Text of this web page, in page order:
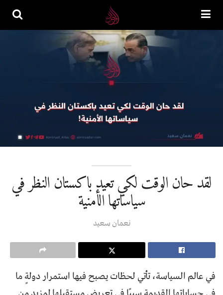
لقد حان الوقت لكي تعيد باكستان النظر في
سياساتها الأمنية
نعمان سعيد
في عالم السياسة، تأتي لحظات يصبح فيها استمرار دولةٍ ما